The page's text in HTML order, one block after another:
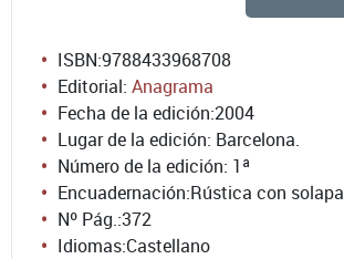
ISBN:9788433968708
Editorial: Anagrama
Fecha de la edición:2004
Lugar de la edición: Barcelona.
Número de la edición: 1ª
Encuadernación:Rústica con solapa
Nº Pág.:372
Idiomas:Castellano